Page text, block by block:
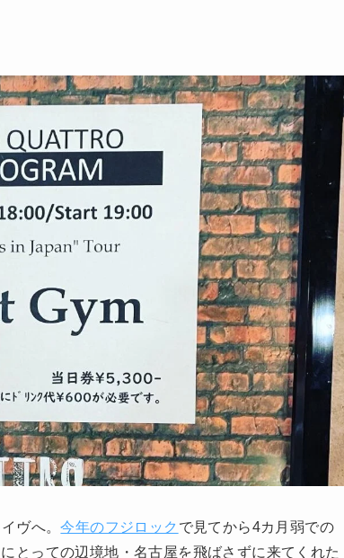
ヴへ。今年のフジロック で見てから4カ月弱での
とっての辺境地・名古屋を飛ばさずに来てくれた